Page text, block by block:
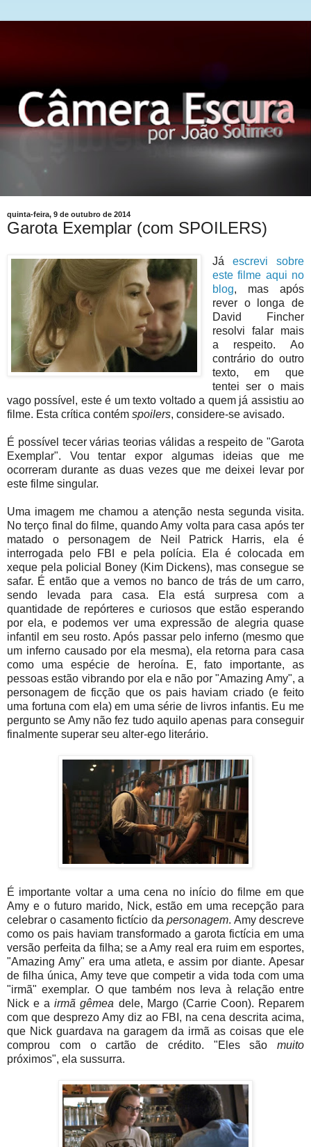
quinta-feira, 9 de outubro de 2014
Garota Exemplar (com SPOILERS)
Já escrevi sobre
este filme aqui no
blog, mas após
rever o longa de
David Fincher
resolvi falar mais
a respeito. Ao
contrário do outro
texto, em que
tentei ser o mais
vago possível, este é um texto voltado a quem já assistiu ao
filme. Esta crítica contém spoilers, considere-se avisado.
É possível tecer várias teorias válidas a respeito de "Garota
Exemplar". Vou tentar expor algumas ideias que me
ocorreram durante as duas vezes que me deixei levar por
este filme singular.
Uma imagem me chamou a atenção nesta segunda visita.
No terço final do filme, quando Amy volta para casa após ter
matado o personagem de Neil Patrick Harris, ela é
interrogada pelo FBI e pela polícia. Ela é colocada em
xeque pela policial Boney (Kim Dickens), mas consegue se
safar. É então que a vemos no banco de trás de um carro,
sendo levada para casa. Ela está surpresa com a
quantidade de repórteres e curiosos que estão esperando
por ela, e podemos ver uma expressão de alegria quase
infantil em seu rosto. Após passar pelo inferno (mesmo que
um inferno causado por ela mesma), ela retorna para casa
como uma espécie de heroína. E, fato importante, as
pessoas estão vibrando por ela e não por "Amazing Amy", a
personagem de ficção que os pais haviam criado (e feito
uma fortuna com ela) em uma série de livros infantis. Eu me
pergunto se Amy não fez tudo aquilo apenas para conseguir
finalmente superar seu alter-ego literário.
É importante voltar a uma cena no início do filme em que
Amy e o futuro marido, Nick, estão em uma recepção para
celebrar o casamento fictício dapersonagem. Amy descreve
como os pais haviam transformado a garota fictícia em uma
versão perfeita da filha; se a Amy real era ruim em esportes,
"Amazing Amy" era uma atleta, e assim por diante. Apesar
de filha única, Amy teve que competir a vida toda com uma
"irmã" exemplar. O que também nos leva à relação entre
Nick e airmã gêmea dele, Margo (Carrie Coon). Reparem
com que desprezo Amy diz ao FBI, na cena descrita acima,
que Nick guardava na garagem da irmã as coisas que ele
comprou com o cartão de crédito. "Eles são muito
próximos", ela sussurra.